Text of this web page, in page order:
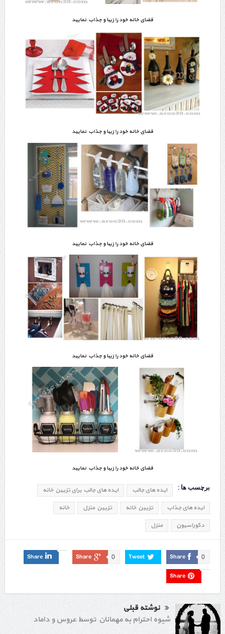
فضای خانه خود را زیبا و جذاب نمایید
فضای خانه خود را زیبا و جذاب نمایید
فضای خانه خود را زیبا و جذاب نمایید
فضای خانه خود را زیبا و جذاب نمایید
فضای خانه خود را زیبا و جذاب نمایید
برچسب ها : ایده های جالب
ایده های جالب برای تزیین خانه
ایده های جذاب
تزیین خانه تزیین منزل
خانه
دکوراسیون
منزل
Share 0
Tweet
Share 0
Share
Share
نوشته قبلی
شیوه احترام به مهمانان توسط عروس و داماد